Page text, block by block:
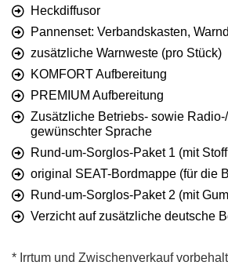
Heckdiffusor
Pannenset: Verbandskasten,
zusätzliche Warnweste (pro Stück)
KOMFORT Aufbereitung
PREMIUM Aufbereitung
Zusätzliche Betriebs- sowie
gewünschter Sprache
Rund-um-Sorglos-Paket 1 (mit
original SEAT-Bordmappe (für die
Rund-um-Sorglos-Paket 2 (mit
Verzicht auf zusätzliche deutsche
* Irrtum und Zwischenverkauf